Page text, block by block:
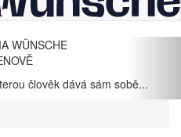
WÜNSCHE
člověk dává sám sobě...